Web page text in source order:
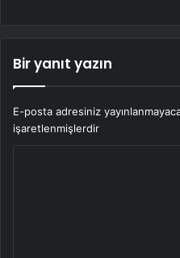
Bir yanıt yazın
E-posta adresiniz
işaretlenmişlerdir